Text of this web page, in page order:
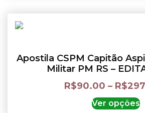
Apostila CSPM Capitão
Militar PM RS –
R$90.00 – R$
Ver opções